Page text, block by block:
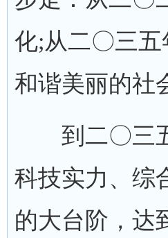
化;从二〇三
和谐美丽的社
到二〇三五
科技实力、综
的大台阶，达